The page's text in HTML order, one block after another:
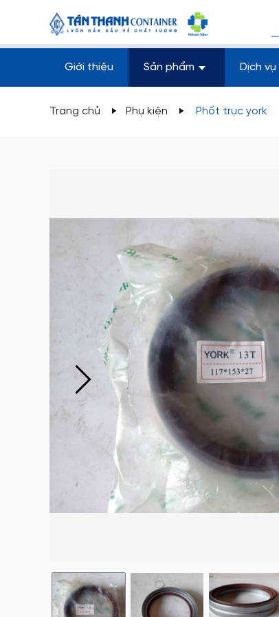
Giới thiệu Sản phẩm Dịch vụ
Trang chủ Phụ kiện Phốt trục york